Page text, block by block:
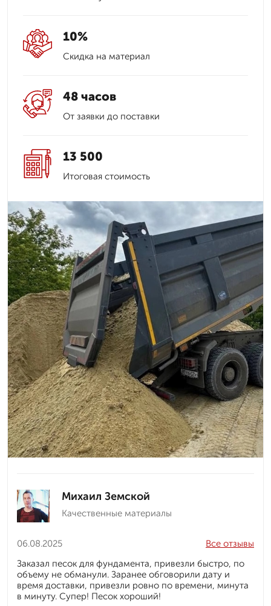
10%
Скидка на материал
48 часов
От заявки до поставки
13 500
Итоговая стоимость
Михаил Земской
Качественные материалы
06.08.2025
Все отзывы
Заказал песок для фундамента, привезли быстро, по
объему не обманули. Заранее обговорили дату и
время доставки, привезли ровно по времени, минута
в минуту. Супер! Песок хороший!